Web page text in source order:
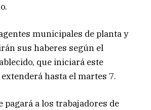
municipales de planta y
sus haberes según el
que iniciará este
hasta el martes 7.
pagará a los trabajadores de